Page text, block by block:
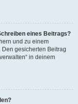
eines Beitrags?
und zu einem
gesicherten Beitrag
in deinem